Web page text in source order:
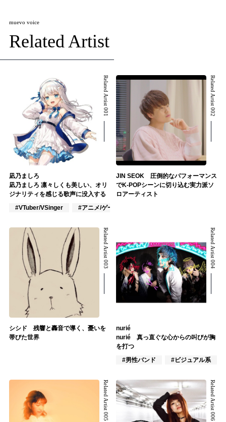
muevo voice
Related Artist
Related Artist 001
凪乃ましろ
凪乃ましろ 凛々しくも美しい、オリ
ジナリティを感じる歌声に没入する
#VTuber/VSinger
#アニメ/ゲーム
Related Artist 002
JIN SEOK 圧倒的なパフォーマンス
でK-POPシーンに切り込む実力派ソ
ロアーティスト
Related Artist 003
シシド 残響と轟音で導く、憂いを
帯びた世界
Related Artist 004
nurié
nurié 真っ直ぐな心からの叫びが胸
を打つ
#男性バンド
#ビジュアル系
Related Artist 005 Related Artist 006